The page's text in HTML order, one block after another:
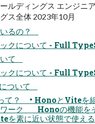
ルディングス エンジニ
ス全体 2023年10⽉
るの？
ックについて - Full
て
ックについて - Full
ついて
て？ • HonoとViteを組
ワーク Honoの機能を
を素に近い状態で使え